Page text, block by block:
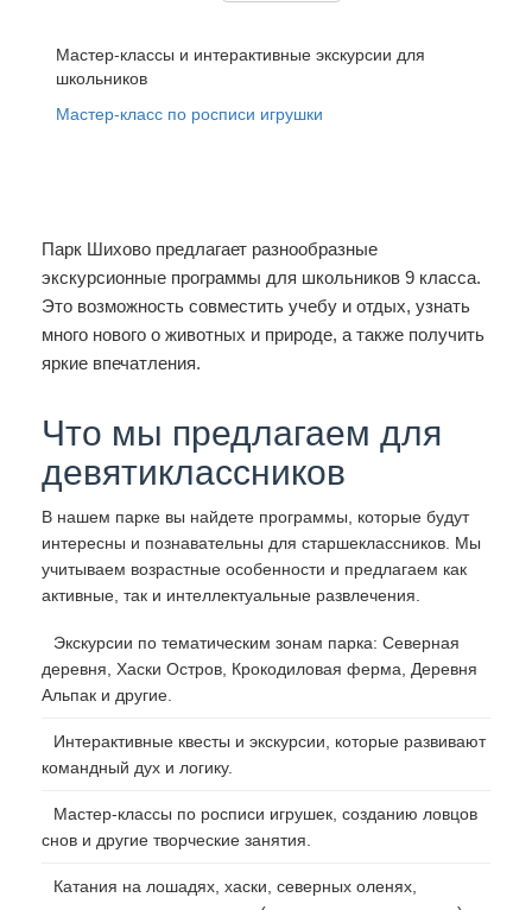
Мастер-классы и интерактивные экскурсии для
школьников
Мастер-класс по росписи игрушки
Парк Шихово предлагает разнообразные
экскурсионные программы для школьников 9 класса.
Это возможность совместить учебу и отдых, узнать
много нового о животных и природе, а также получить
яркие впечатления.
Что мы предлагаем для
девятиклассников
В нашем парке вы найдете программы, которые будут
интересны и познавательны для старшеклассников. Мы
учитываем возрастные особенности и предлагаем как
активные, так и интеллектуальные развлечения.
Экскурсии по тематическим зонам парка: Северная
деревня, Хаски Остров, Крокодиловая ферма, Деревня
Альпак и другие.
Интерактивные квесты и экскурсии, которые развивают
командный дух и логику.
Мастер-классы по росписи игрушек, созданию ловцов
снов и другие творческие занятия.
Катания на лошадях, хаски, северных оленях,